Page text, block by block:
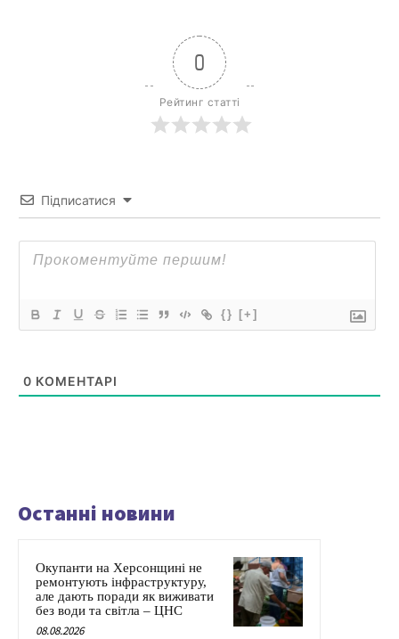
0
Рейтинг статті
Підписатися
{} [+]
0 КОМЕНТАРІ
Останні новини
Окупанти на Херсонщині не
ремонтують інфраструктуру,
але дають поради як виживати
без води та світла – ЦНС
08.08.2026